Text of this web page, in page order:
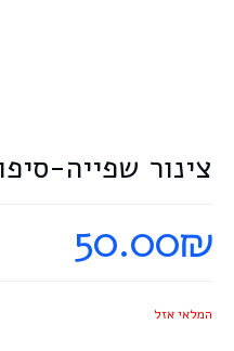
צינור שפייה-
50.00₪
המלאי אזל